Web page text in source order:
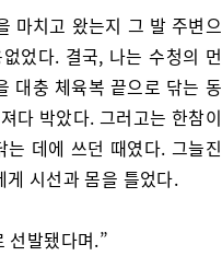
마치고 왔는지 그 발 주변으
었다. 결국, 나는 수청의 먼
대충 체육복 끝으로 닦는 동
다 박았다. 그러고는 한참이
데에 쓰던 때였다. 그늘진
시선과 몸을 틀었다.
선발됐다며.”